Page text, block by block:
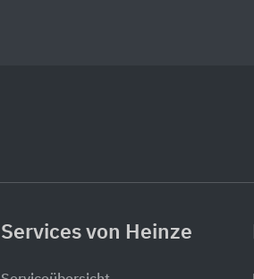
Services von Heinze